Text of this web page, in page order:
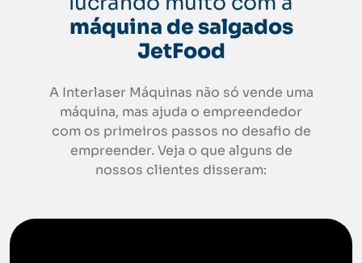
máquina de salgados
JetFood
A Interlaser Máquinas não só vende uma
máquina, mas ajuda o empreendedor
com os primeiros passos no desafio de
empreender. Veja o que alguns de
nossos clientes disseram: